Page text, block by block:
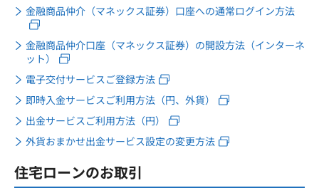
金融商品仲介（マネックス証券）口座への通常ログイン方法
金融商品仲介口座（マネックス証券）の開設方法（インターネ
ット）
電子交付サービスご登録方法
即時入金サービスご利用方法（円、外貨）
出金サービスご利用方法（円）
外貨おまかせ出金サービス設定の変更方法
住宅ローンのお取引